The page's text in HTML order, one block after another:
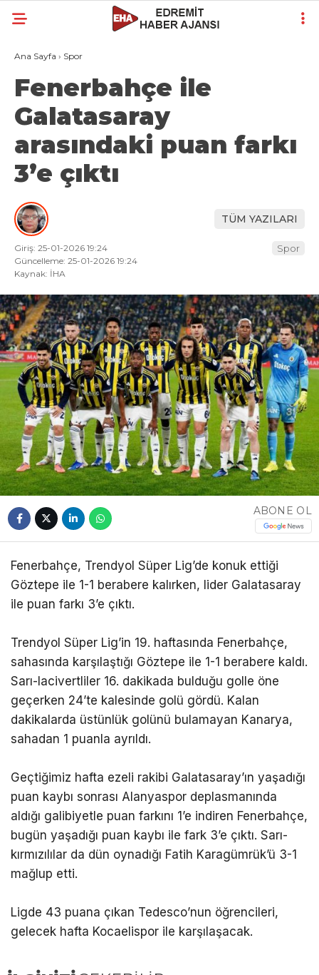
Ana Sayfa › Spor
Fenerbahçe ile
Galatasaray
arasındaki puan farkı
3’e çıktı
TÜM YAZILARI
Giriş: 25-01-2026 19:24
Güncelleme: 25-01-2026 19:24
Kaynak: İHA
Spor
ABONE OL
Fenerbahçe, Trendyol Süper Lig’de konuk ettiği
Göztepe ile 1-1 berabere kalırken, lider Galatasaray
ile puan farkı 3’e çıktı.
Trendyol Süper Lig’in 19. haftasında Fenerbahçe,
sahasında karşılaştığı Göztepe ile 1-1 berabere kaldı.
Sarı-lacivertliler 16. dakikada bulduğu golle öne
geçerken 24’te kalesinde golü gördü. Kalan
dakikalarda üstünlük golünü bulamayan Kanarya,
sahadan 1 puanla ayrıldı.
Geçtiğimiz hafta ezeli rakibi Galatasaray’ın yaşadığı
puan kaybı sonrası Alanyaspor deplasmanında
aldığı galibiyetle puan farkını 1’e indiren Fenerbahçe,
bugün yaşadığı puan kaybı ile fark 3’e çıktı. Sarı-
kırmızılılar da dün oynadığı Fatih Karagümrük’ü 3-1
mağlup etti.
Ligde 43 puana çıkan Tedesco’nun öğrencileri,
gelecek hafta Kocaelispor ile karşılaşacak.